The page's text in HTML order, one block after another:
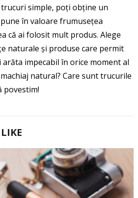
simple, poți obține un
în valoare frumusețea
că ai folosit mult produs. Alege
naturale și produse care permit
arăta impecabil în orice moment al
natural? Care sunt trucurile
povestim!